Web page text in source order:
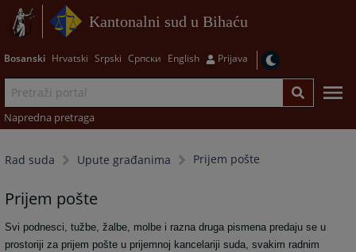
Kantonalni sud u Bihaću
Bosanski Hrvatski Srpski Српски English Prijava
Napredna pretraga
Rad suda Upute građanima Prijem pošte
Prijem pošte
Svi podnesci, tužbe, žalbe, molbe i razna druga pismena predaju se u
prostoriji za prijem pošte u prijemnoj kancelariji suda, svakim radnim